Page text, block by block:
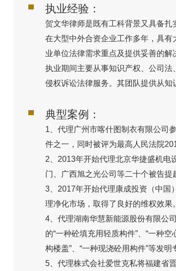
执业经验：
贺文华律师是既有工科背景又具备扎
在大型中外合资企业工作多年，具
业单位法律需求重点及提供妥善的
执业期间主要从事知识产权、公司
侵权诉讼法律服务。其团队提供从知
典型案例：
1、代理广州市喀什图制衣有限公司
件之一，同时被评为最高人民法院
2、2013年开始代理北京华捷盛机电
门、广西旭之光公司等二十个被告
3、2017年开始代理康成投资（中国
理净化市场，取得了良好的维权效果。
4、代理湖南华慧新能源股份有限公
的“一种砼填充用轻质构件”、“一种
构楼盖”、“一种现浇砼用构件”等发
5、代理株式会社爱世克私将福建省